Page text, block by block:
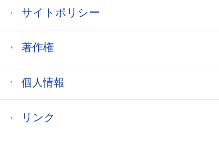
サイトポリシー
著作権
個人情報
リンク